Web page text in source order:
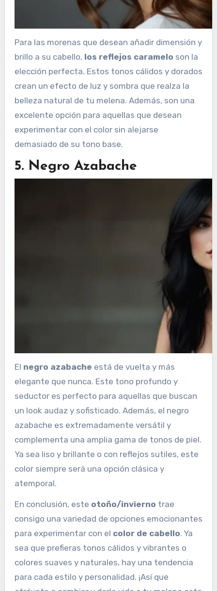
Para las morenas que desean añadir dimensión y
brillo a su cabello, los reflejos caramelo son la
elección perfecta. Estos tonos cálidos y dorados
crean un efecto de luz y sombra que realza la
belleza natural de tu melena. Además, son una
excelente opción para aquellas que desean
experimentar con el color sin alejarse
demasiado de su tono base.
5. Negro Azabache
El negro azabache está de vuelta y más
elegante que nunca. Este tono profundo y
seductor es perfecto para aquellas que buscan
un look audaz y sofisticado. Además, el negro
azabache es extremadamente versátil y
complementa una amplia gama de tonos de piel.
Ya sea liso y brillante o con reflejos sutiles, este
color siempre será una opción clásica y
atemporal.
En conclusión, este otoño/invierno trae
consigo una variedad de opciones emocionantes
para experimentar con el color de cabello. Ya
sea que prefieras tonos cálidos y vibrantes o
colores suaves y naturales, hay una tendencia
para cada estilo y personalidad. ¡Así que